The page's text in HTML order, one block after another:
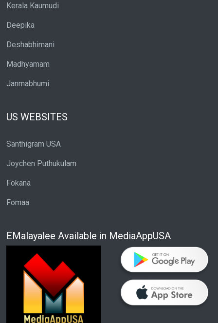
Kerala Kaumudi
Deepika
Deshabhimani
Madhyamam
Janmabhumi
US WEBSITES
Santhigram USA
Joychen Puthukulam
Fokana
Fomaa
EMalayalee Available in MediaAppUSA